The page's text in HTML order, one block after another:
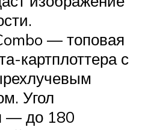
— топовая
картплоттера с
Угол
— до 180